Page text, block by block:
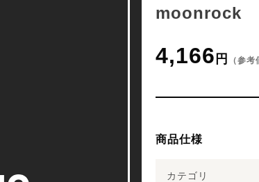
moonrock
4,166 円 （参考
商品仕様
カテゴリ